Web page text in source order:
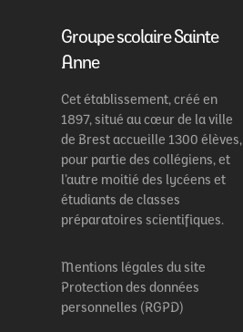
Groupe scolaire Sainte
Anne
Cet établissement, créé en
1897, situé au cœur de la ville
de Brest accueille 1300 élèves,
pour partie des collégiens, et
l’autre moitié des lycéens et
étudiants de classes
préparatoires scientifiques.
Mentions légales du site
Protection des données
personnelles (RGPD)